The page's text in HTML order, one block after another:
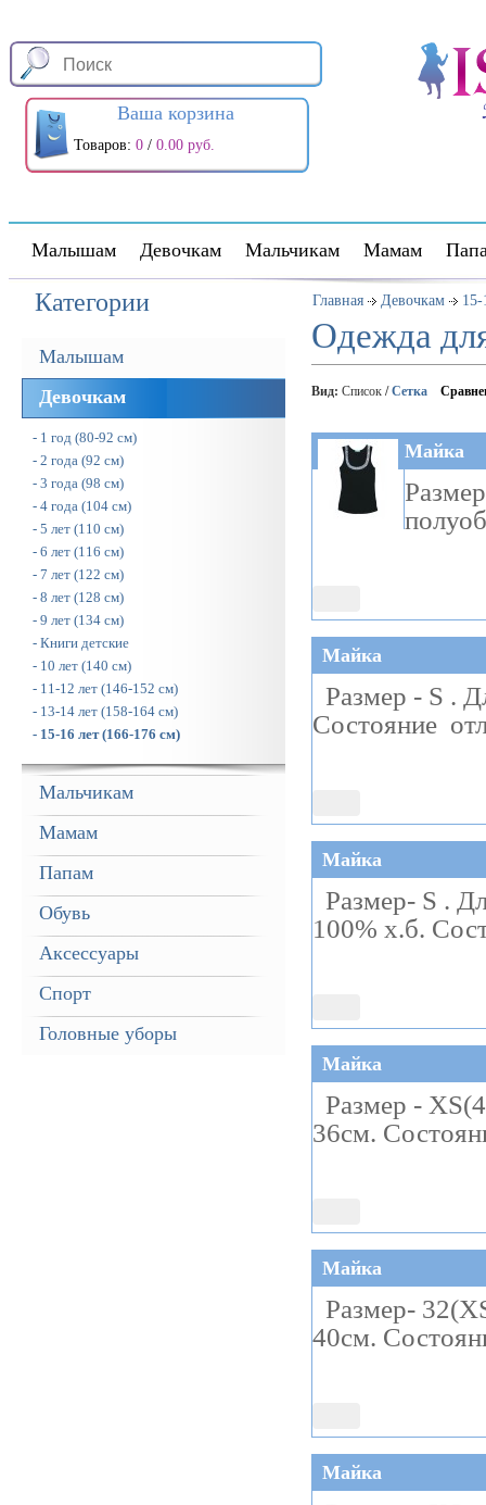
Ваша корзина
Товаров: 0 / 0.00 руб.
Малышам Девочкам Мальчикам Мамам
Категории
Малышам
Девочкам
- 1 год (80-92 см)
- 2 года (92 см)
- 3 года (98 см)
- 4 года (104 см)
- 5 лет (110 см)
- 6 лет (116 см)
- 7 лет (122 см)
- 8 лет (128 см)
- 9 лет (134 см)
- Книги детские
- 10 лет (140 см)
- 11-12 лет (146-152 см)
- 13-14 лет (158-164 см)
- 15-16 лет (166-176 см)
Мальчикам
Мамам
Папам
Обувь
Аксессуары
Спорт
Головные уборы
Главная Девочкам
Одежда
Вид: Список / Сетка
Майка
Майка
Размер - S .
Состояние
Майка
Размер- S .
100% х.б.
Майка
Размер -
36см.
Майка
Размер-
40см.
Майка